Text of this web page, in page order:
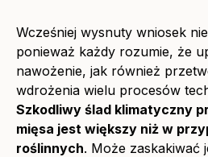
Wcześniej wysnuty wniosek
ponieważ każdy rozumie, że
nawożenie, jak również
wdrożenia wielu procesów
Szkodliwy ślad klimatyczny
mięsa jest większy niż w
roślinnych. Może zaskakiwać